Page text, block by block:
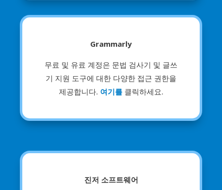
Grammarly
무료 및 유료 계정은 문법 검사기 및 글쓰
기 지원 도구에 대한 다양한 접근 권한을
제공합니다. 여기를클릭하세요.
진저 소프트웨어